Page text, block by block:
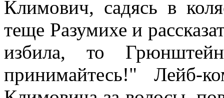
Климович, садясь в
теще Разумихе и
избила, то
принимайтесь!" Лейб-